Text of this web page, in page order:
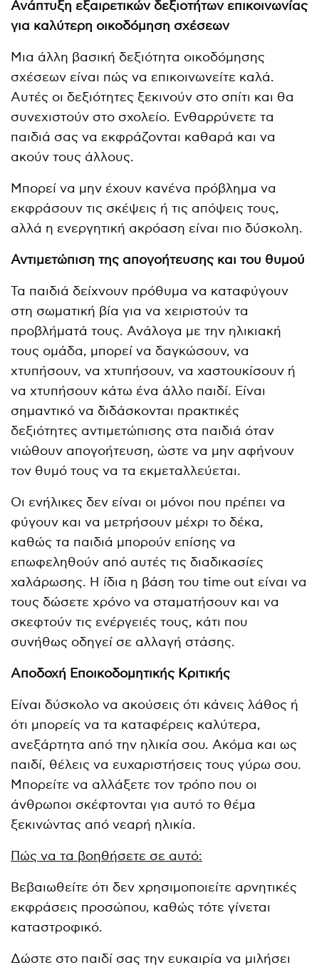
Ανάπτυξη εξαιρετικών δεξιοτήτων επικοινωνίας
για καλύτερη οικοδόμηση σχέσεων
Μια άλλη βασική δεξιότητα οικοδόμησης
σχέσεων είναι πώς να επικοινωνείτε καλά.
Αυτές οι δεξιότητες ξεκινούν στο σπίτι και θα
συνεχιστούν στο σχολείο. Ενθαρρύνετε τα
παιδιά σας να εκφράζονται καθαρά και να
ακούν τους άλλους.
Μπορεί να μην έχουν κανένα πρόβλημα να
εκφράσουν τις σκέψεις ή τις απόψεις τους,
αλλά η ενεργητική ακρόαση είναι πιο δύσκολη.
Αντιμετώπιση της απογοήτευσης και του θυμού
Τα παιδιά δείχνουν πρόθυμα να καταφύγουν
στη σωματική βία για να χειριστούν τα
προβλήματά τους. Ανάλογα με την ηλικιακή
τους ομάδα, μπορεί να δαγκώσουν, να
χτυπήσουν, να χτυπήσουν, να χαστουκίσουν ή
να χτυπήσουν κάτω ένα άλλο παιδί. Είναι
σημαντικό να διδάσκονται πρακτικές
δεξιότητες αντιμετώπισης στα παιδιά όταν
νιώθουν απογοήτευση, ώστε να μην αφήνουν
τον θυμό τους να τα εκμεταλλεύεται.
Οι ενήλικες δεν είναι οι μόνοι που πρέπει να
φύγουν και να μετρήσουν μέχρι το δέκα,
καθώς τα παιδιά μπορούν επίσης να
επωφεληθούν από αυτές τις διαδικασίες
χαλάρωσης. Η ίδια η βάση του time out είναι να
τους δώσετε χρόνο να σταματήσουν και να
σκεφτούν τις ενέργειές τους, κάτι που
συνήθως οδηγεί σε αλλαγή στάσης.
Αποδοχή Εποικοδομητικής Κριτικής
Είναι δύσκολο να ακούσεις ότι κάνεις λάθος ή
ότι μπορείς να τα καταφέρεις καλύτερα,
ανεξάρτητα από την ηλικία σου. Ακόμα και ως
παιδί, θέλεις να ευχαριστήσεις τους γύρω σου.
Μπορείτε να αλλάξετε τον τρόπο που οι
άνθρωποι σκέφτονται για αυτό το θέμα
ξεκινώντας από νεαρή ηλικία.
Πώς να τα βοηθήσετε σε αυτό:
Βεβαιωθείτε ότι δεν χρησιμοποιείτε αρνητικές
εκφράσεις προσώπου, καθώς τότε γίνεται
καταστροφικό.
Δώστε στο παιδί σας την ευκαιρία να μιλήσει